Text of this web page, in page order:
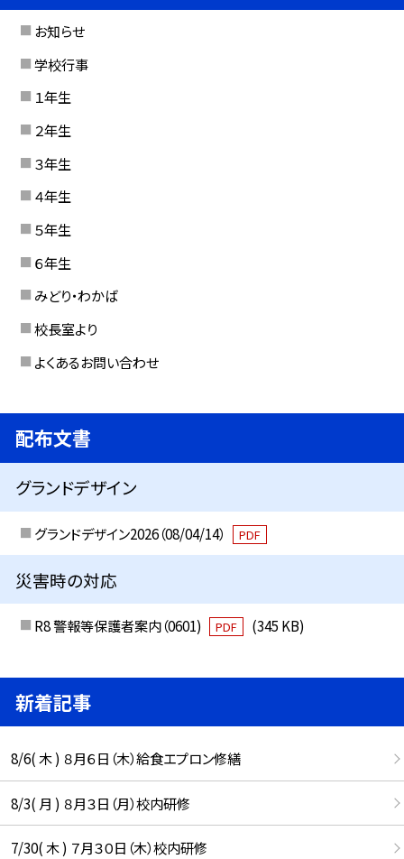
お知らせ
学校行事
１年生
２年生
３年生
４年生
５年生
６年生
みどり・わかば
校長室より
よくあるお問い合わせ
配布文書
グランドデザイン
グランドデザイン2026（08/04/14） PDF
災害時の対応
R8 警報等保護者案内（0601) PDF (345 KB)
新着記事
8/6( 木 ) ８月６日（木）給食エプロン修繕
8/3( 月 ) ８月３日（月）校内研修
7/30( 木 ) ７月３０日（木）校内研修